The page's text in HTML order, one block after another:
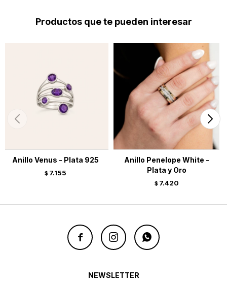
Productos que te pueden interesar
Anillo Venus - Plata 925
$ 7.155
Anillo Penelope White -
Plata y Oro
$ 7.420
  
NEWSLETTER